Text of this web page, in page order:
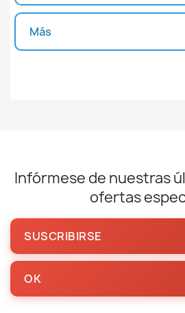
Más
Infórmese de nuestras
ofertas